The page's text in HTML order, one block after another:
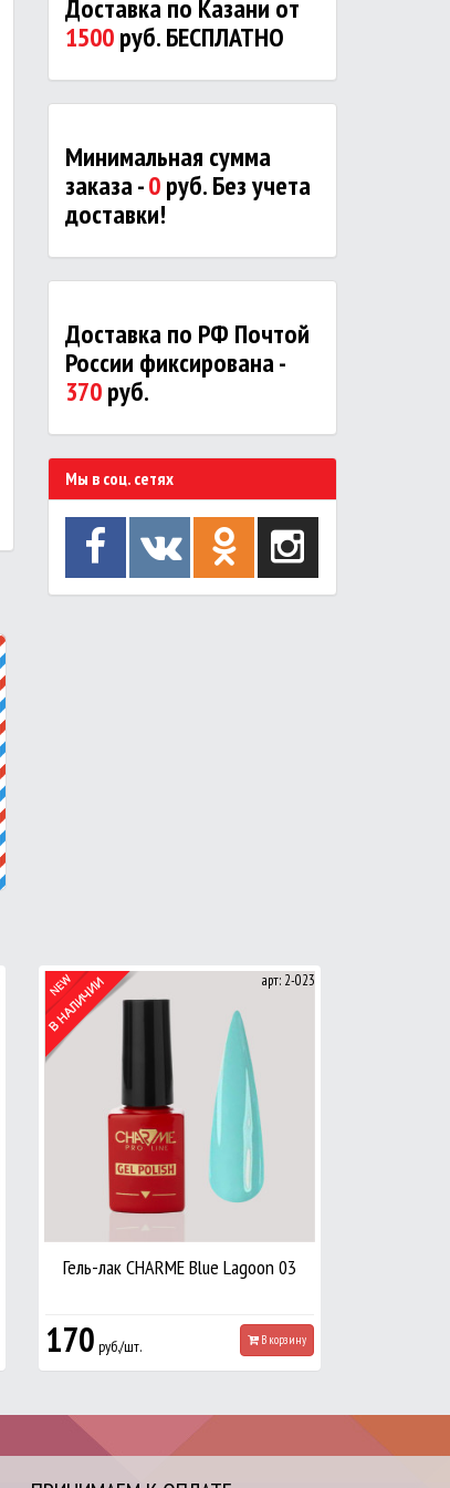
Доставка по Казани от
1500руб. БЕСПЛАТНО
Минимальная сумма
заказа -0руб. Без учета
доставки!
Доставка по РФ Почтой
России фиксирована -
370руб.
Мы в соц. сетях
арт: 2-023
Гель-лак CHARME Blue Lagoon 03
170 руб./шт. В корзину